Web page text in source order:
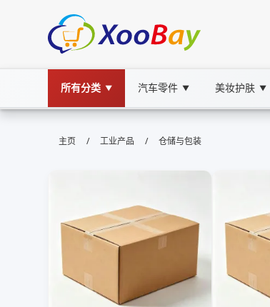
所有分类 ▼ 汽车零件 ▼ 美妆护肤 ▼
仓储与包装 | XOOBAY
提升仓储与包装效率的专业优化方案执行落地
主页 / 工业产品 / 仓储与包装